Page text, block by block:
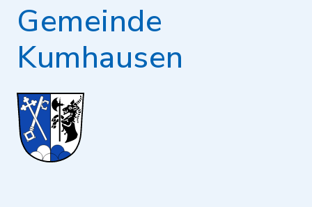
Gemeinde
Kumhausen